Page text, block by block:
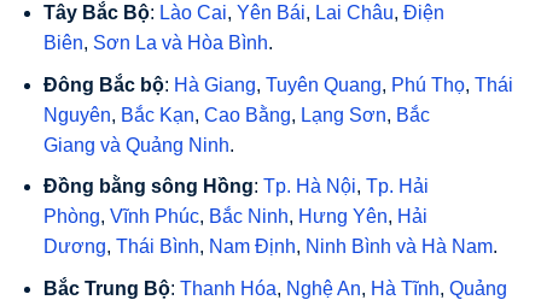
Tây Bắc Bộ: Lào Cai, Yên Bái, Lai Châu, Điện
Biên, Sơn La và Hòa Bình.
Đông Bắc bộ: Hà Giang, Tuyên Quang, Phú Thọ, Thái
Nguyên, Bắc Kạn, Cao Bằng, Lạng Sơn, Bắc
Giang và Quảng Ninh.
Đồng bằng sông Hồng: Tp. Hà Nội, Tp. Hải
Phòng, Vĩnh Phúc, Bắc Ninh, Hưng Yên, Hải
Dương, Thái Bình, Nam Định, Ninh Bình và Hà Nam.
Bắc Trung Bộ: Thanh Hóa, Nghệ An, Hà Tĩnh, Quảng